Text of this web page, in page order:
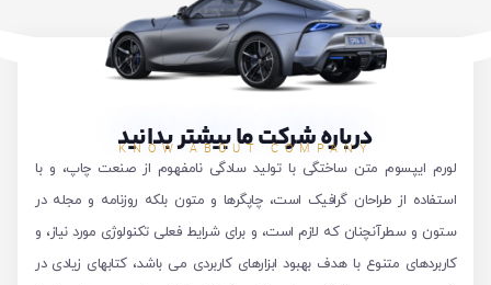
درباره شرکت ما بیشتر بدانید
KNOW ABOUT COMPANY
لورم ایپسوم متن ساختگی با تولید سادگی نامفهوم از صنعت چاپ، و با
استفاده از طراحان گرافیک است، چاپگرها و متون بلکه روزنامه و مجله در
ستون و سطرآنچنان که لازم است، و برای شرایط فعلی تکنولوژی مورد نیاز، و
کاربردهای متنوع با هدف بهبود ابزارهای کاربردی می باشد، کتابهای زیادی در